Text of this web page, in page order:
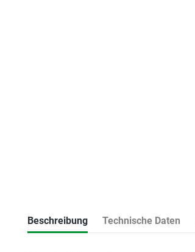
Beschreibung Technische Daten